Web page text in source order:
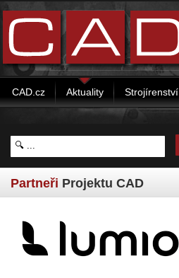
CAD.cz Aktuality Strojírenství
Partneři Projektu CAD